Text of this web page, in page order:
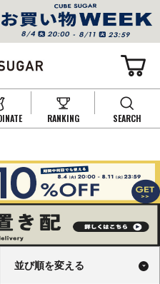
RANKING SEARCH
並び順を変える